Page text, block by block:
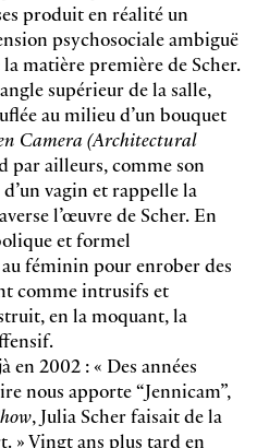
produit en réalité un
psychosociale ambiguë
matière première de Scher.
supérieur de la salle,
au milieu d’un bouquet
Camera (Architectural
par ailleurs, comme son
vagin et rappelle la
l’œuvre de Scher. En
et formel
féminin pour enrober des
comme intrusifs et
en la moquant, la
2002 : « Des années
nous apporte “Jennicam”,
, Julia Scher faisait de la
» Vingt ans plus tard en